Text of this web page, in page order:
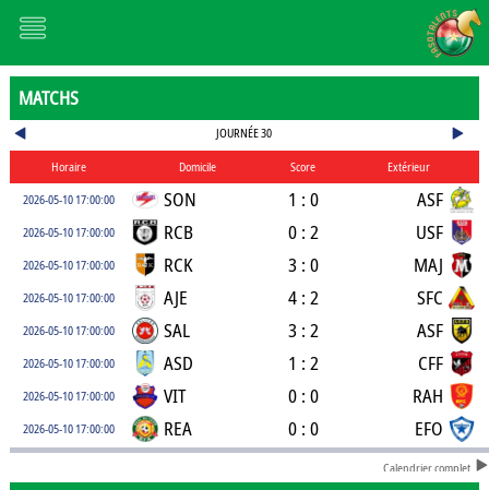
MATCHS
JOURNÉE 30
Horaire Domicile Score
Extérieur
2026-05-10 17:00:00
SON 1 : 0 ASF
2026-05-10 17:00:00 RCB 0 : 2 USF
2026-05-10 17:00:00 RCK 3 : 0 MAJ
2026-05-10 17:00:00 AJE 4 : 2 SFC
2026-05-10 17:00:00 SAL 3 : 2 ASF
2026-05-10 17:00:00 ASD 1 : 2 CFF
2026-05-10 17:00:00 VIT 0 : 0 RAH
2026-05-10 17:00:00 REA 0 : 0 EFO
Calendrier complet